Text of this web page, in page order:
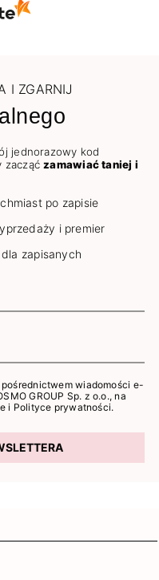
I ZGARNIJ
jednorazowy kod
zacząćzamawiać taniej i
po zapisie
i premier
zapisanych
wiadomości e-
GROUP Sp. z o.o., na
i Polityce prywatności.